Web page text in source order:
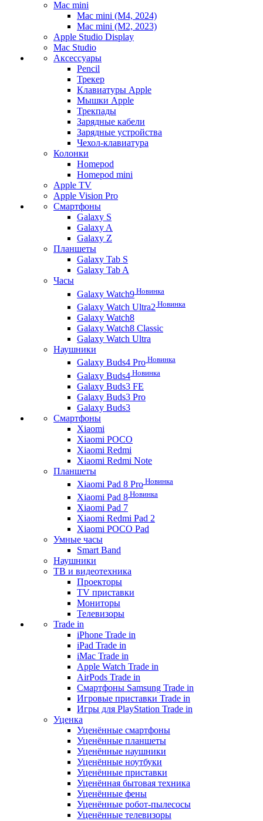
Mac mini
Mac mini (M4, 2024)
Mac mini (M2, 2023)
Apple Studio Display
Mac Studio
Аксессуары
Pencil
Трекер
Клавиатуры Apple
Мышки Apple
Трекпады
Зарядные кабели
Зарядные устройства
Чехол-клавиатура
Колонки
Homepod
Homepod mini
Apple TV
Apple Vision Pro
Смартфоны
Galaxy S
Galaxy A
Galaxy Z
Планшеты
Galaxy Tab S
Galaxy Tab A
Часы
Galaxy Watch9 Новинка
Galaxy Watch Ultra2 Новинка
Galaxy Watch8
Galaxy Watch8 Classic
Galaxy Watch Ultra
Наушники
Galaxy Buds4 Pro Новинка
Galaxy Buds4 Новинка
Galaxy Buds3 FE
Galaxy Buds3 Pro
Galaxy Buds3
Смартфоны
Xiaomi
Xiaomi POCO
Xiaomi Redmi
Xiaomi Redmi Note
Планшеты
Xiaomi Pad 8 Pro Новинка
Xiaomi Pad 8 Новинка
Xiaomi Pad 7
Xiaomi Redmi Pad 2
Xiaomi POCO Pad
Умные часы
Smart Band
Наушники
ТВ и видеотехника
Проекторы
TV приставки
Мониторы
Телевизоры
Trade in
iPhone Trade in
iPad Trade in
iMac Trade in
Apple Watch Trade in
AirPods Trade in
Смартфоны Samsung Trade in
Игровые приставки Trade in
Игры для PlayStation Trade in
Уценка
Уценённые смартфоны
Уценённые планшеты
Уценённые наушники
Уценённые ноутбуки
Уценённые приставки
Уценённая бытовая техника
Уценённые фены
Уценённые робот-пылесосы
Уценённые телевизоры